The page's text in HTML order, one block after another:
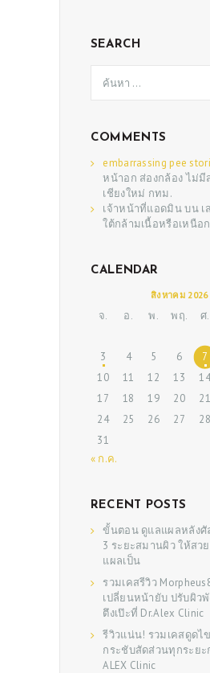
BEAUTY TIPS
PATIENT REVIEWS
PRE & POST CAUTIONS
CONSULT &
SEARCH
สำหรับ:
COMMENTS
embarrassing pee
หน้าอก ส่องกล้อง ไม่มี
เชียงใหม่ กทม.
เจ้าหน้าที่แอดมินบน
ใต้กล้ามเนื้อหรือเหนือ
CALENDAR
สิงหาคม 2026
จ. อ. พ. พฤ. ศ.
3
4 5 6 7
10
11 12 13
17
18 19 20 21
24
25 26 27 28
31
« ก.ค.
RECENT POSTS
ขั้นตอน ดูแลแผลหลังศั
3 ระยะสมานผิว ให้สวย
แผลเป็น
รวมเคสรีวิว
เปลี่ยนหน้ายับ ปรับผิว
ตึงเป๊ะที่ Dr.Alex Clinic
รีวิวแน่น! รวมเคสดูด
กระชับสัดส่วนทุกระย
ALEX Clinic